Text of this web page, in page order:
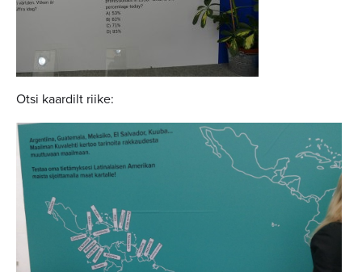
Otsi kaardilt riike: